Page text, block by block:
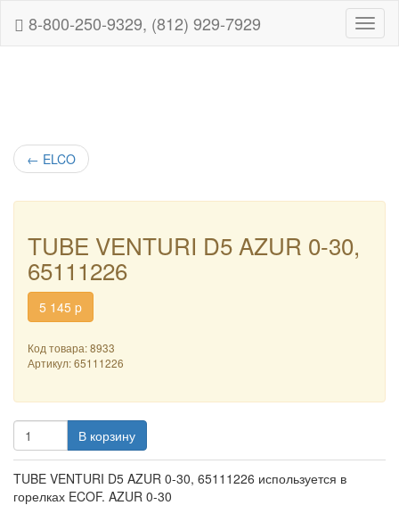
8-800-250-9329, (812) 929-7929
← ELCO
TUBE VENTURI D5 AZUR 0-30,
65111226
5 145 p
Код товара: 8933
Артикул:65111226
В корзину
TUBE VENTURI D5 AZUR 0-30, 65111226 используется в
горелках ECOF. AZUR 0-30